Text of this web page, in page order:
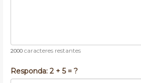
2000caracteres restantes
Responda: 2 + 5 = ?